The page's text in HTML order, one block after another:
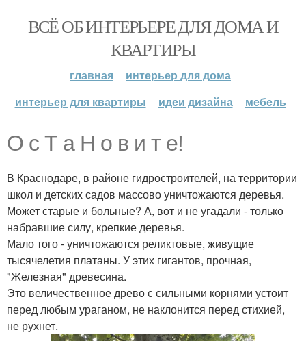
ВСЁ ОБ ИНТЕРЬЕРЕ ДЛЯ ДОМА И
КВАРТИРЫ
главная
интерьер для дома
интерьер для квартиры
идеи дизайна мебель
О с Т а Н о в и т е!
В Краснодаре, в районе гидростроителей, на территории
школ и детских садов массово уничтожаются деревья.
Может старые и больные? А, вот и не угадали - только
набравшие силу, крепкие деревья.
Мало того - уничтожаются реликтовые, живущие
тысячелетия платаны. У этих гигантов, прочная,
"Железная" древесина.
Это величественное древо с сильными корнями устоит
перед любым ураганом, не наклонится перед стихией,
не рухнет.